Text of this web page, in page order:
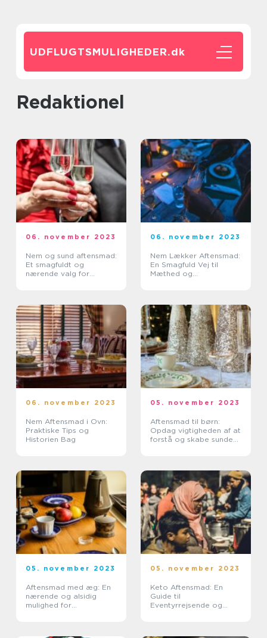
UDFLUGTSMULIGHEDER.dk
redaktionel
06. november 2023
Nem og sund aftensmad:
Et smagfuldt og
nærende valg for
06. november 2023
Nem Lækker Aftensmad:
En Smagfuld Vej til
Mæthed og
06. november 2023
Nem Aftensmad i Ovn:
Praktiske Tips og
Historien Bag
05. november 2023
Aftensmad til børn:
Opdag vigtigheden af at
forstå og skabe sunde
05. november 2023
Aftensmad med æg: En
nærende og alsidig
mulighed for
05. november 2023
Keto Aftensmad: En
Guide til
Eventyrrejsende og